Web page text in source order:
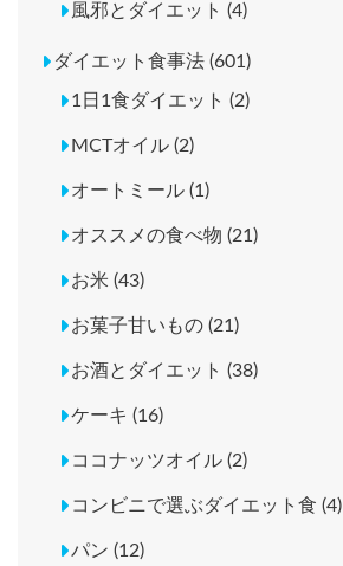
風邪とダイエット (4)
ダイエット食事法 (601)
1日1食ダイエット (2)
MCTオイル (2)
オートミール (1)
オススメの食べ物 (21)
お米 (43)
お菓子甘いもの (21)
お酒とダイエット (38)
ケーキ (16)
ココナッツオイル (2)
コンビニで選ぶダイエット食 (4)
パン (12)